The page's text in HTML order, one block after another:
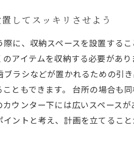
してスッキリさせよう
に、収納スペースを設置する
アイテムを収納する必要があ
ラシなどが置かれるための引
こともできます。 台所の場合も
カウンター下には広いスペース
ントと考え、計画を立てるこ